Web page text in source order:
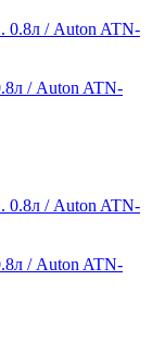
/ Auton ATN-
/ Auton ATN-